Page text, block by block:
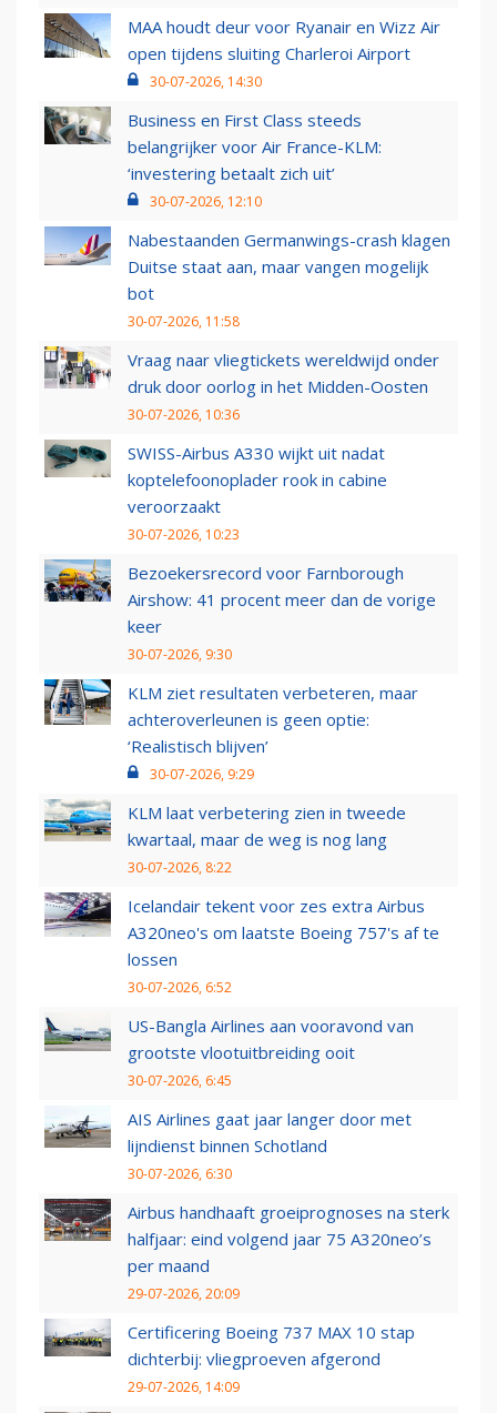
MAA houdt deur voor Ryanair en Wizz Air
open tijdens sluiting Charleroi Airport
30-07-2026, 14:30
Business en First Class steeds
belangrijker voor Air France-KLM:
‘investering betaalt zich uit’
30-07-2026, 12:10
Nabestaanden Germanwings-crash klagen
Duitse staat aan, maar vangen mogelijk
bot
30-07-2026, 11:58
Vraag naar vliegtickets wereldwijd onder
druk door oorlog in het Midden-Oosten
30-07-2026, 10:36
SWISS-Airbus A330 wijkt uit nadat
koptelefoonoplader rook in cabine
veroorzaakt
30-07-2026, 10:23
Bezoekersrecord voor Farnborough
Airshow: 41 procent meer dan de vorige
keer
30-07-2026, 9:30
KLM ziet resultaten verbeteren, maar
achteroverleunen is geen optie:
‘Realistisch blijven’
30-07-2026, 9:29
KLM laat verbetering zien in tweede
kwartaal, maar de weg is nog lang
30-07-2026, 8:22
Icelandair tekent voor zes extra Airbus
A320neo's om laatste Boeing 757's af te
lossen
30-07-2026, 6:52
US-Bangla Airlines aan vooravond van
grootste vlootuitbreiding ooit
30-07-2026, 6:45
AIS Airlines gaat jaar langer door met
lijndienst binnen Schotland
30-07-2026, 6:30
Airbus handhaaft groeiprognoses na sterk
halfjaar: eind volgend jaar 75 A320neo’s
per maand
29-07-2026, 20:09
Certificering Boeing 737 MAX 10 stap
dichterbij: vliegproeven afgerond
29-07-2026, 14:09